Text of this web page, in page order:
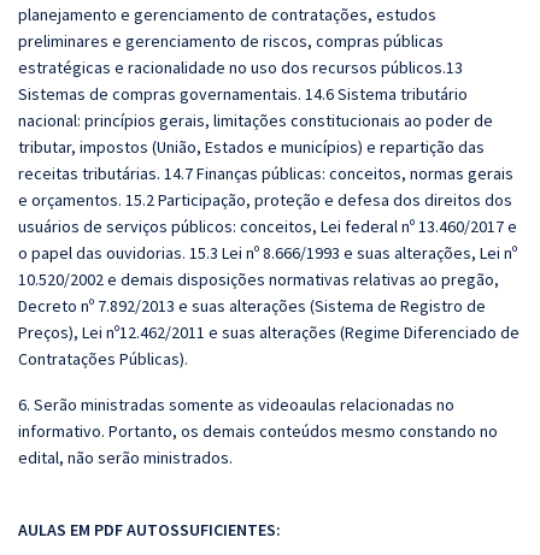
planejamento e gerenciamento de contratações, estudos
preliminares e gerenciamento de riscos, compras públicas
estratégicas e racionalidade no uso dos recursos públicos.13
Sistemas de compras governamentais. 14.6 Sistema tributário
nacional: princípios gerais, limitações constitucionais ao poder de
tributar, impostos (União, Estados e municípios) e repartição das
receitas tributárias. 14.7 Finanças públicas: conceitos, normas gerais
e orçamentos. 15.2 Participação, proteção e defesa dos direitos dos
usuários de serviços públicos: conceitos, Lei federal nº 13.460/2017 e
o papel das ouvidorias. 15.3 Lei nº 8.666/1993 e suas alterações, Lei nº
10.520/2002 e demais disposições normativas relativas ao pregão,
Decreto nº 7.892/2013 e suas alterações (Sistema de Registro de
Preços), Lei nº12.462/2011 e suas alterações (Regime Diferenciado de
Contratações Públicas).
6. Serão ministradas somente as videoaulas relacionadas no
informativo. Portanto, os demais conteúdos mesmo constando no
edital, não serão ministrados.
AULAS EM PDF AUTOSSUFICIENTES: